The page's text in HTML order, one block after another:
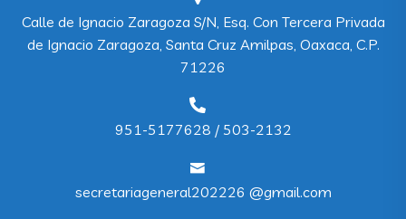
Calle de Ignacio Zaragoza S/N, Esq. Con Tercera Privada
de Ignacio Zaragoza, Santa Cruz Amilpas, Oaxaca, C.P.
71226
951-5177628 / 503-2132
secretariageneral202226 @gmail.com